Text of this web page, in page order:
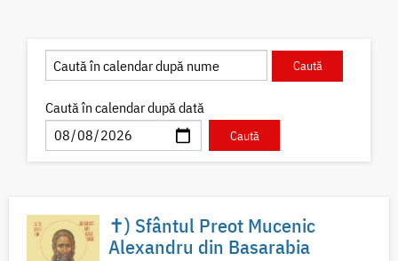
Caută în calendar după dată
✝) Sfântul Preot Mucenic
Alexandru din Basarabia